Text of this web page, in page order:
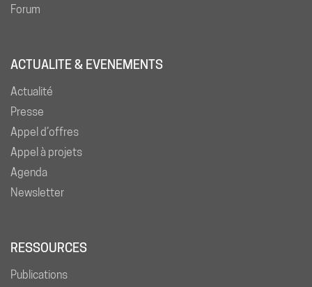
Forum
ACTUALITE & EVENEMENTS
Actualité
Presse
Appel d’offres
Appel à projets
Agenda
Newsletter
RESSOURCES
Publications